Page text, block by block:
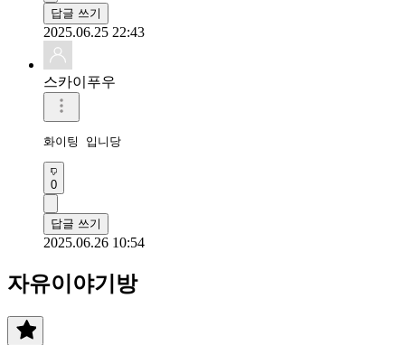
답글 쓰기
2025.06.25 22:43
스카이푸우
화이팅 입니당
0
답글 쓰기
2025.06.26 10:54
자유이야기방